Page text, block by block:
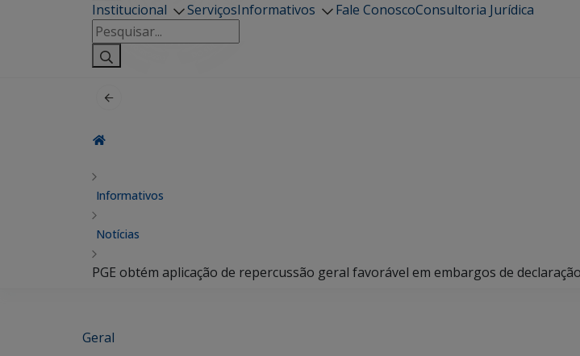
Institucional ServiçosInformativos Fale ConoscoConsultoria Jurídica
Pesquisar
por:
Informativos
Notícias
PGE obtém aplicação de repercussão geral favorável em embargos de
Geral